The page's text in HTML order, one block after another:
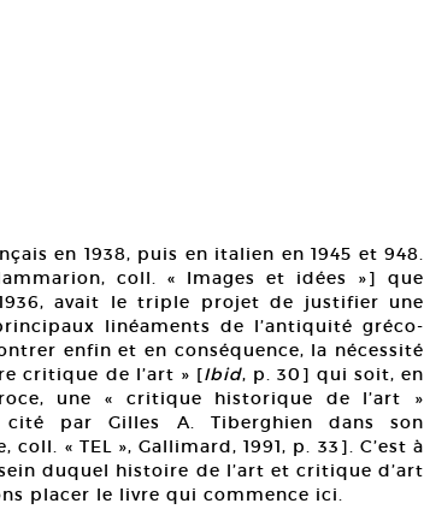
en 1938, puis en italien en 1945 et 948.
coll. « Images et idées »] que
avait le triple projet de justifier une
linéaments de l’antiquité gréco-
enfin et en conséquence, la nécessité
critique de l’art » [Ibid, p. 30] qui soit, en
une « critique historique de l’art »
cité par Gilles A. Tiberghien dans son
coll. « TEL », Gallimard, 1991, p. 33]. C’est à
duquel histoire de l’art et critique d’art
placer le livre qui commence ici.